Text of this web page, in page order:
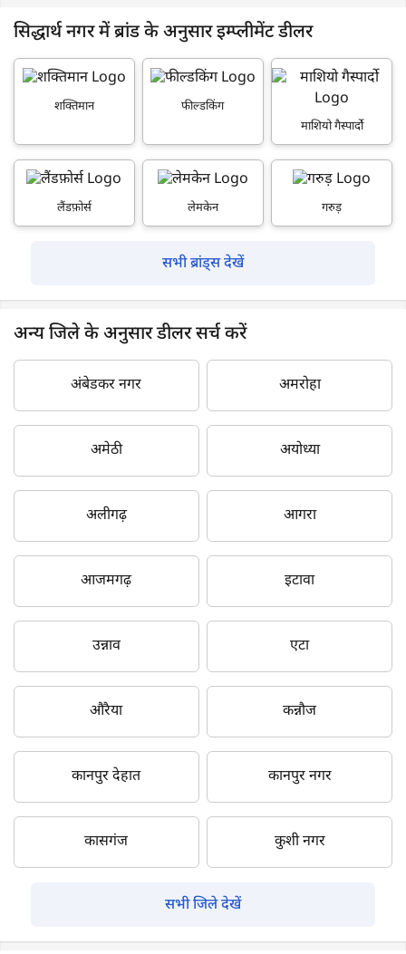
सिद्धार्थ नगर में ब्रांड के अनुसार इम्प्लीमेंट डीलर
शक्तिमान
फील्डकिंग
माशियो गैस्पार्दो
लैंडफ़ोर्स लेमकेन गरुड़
सभी ब्रांड्स देखें
अन्य जिले के अनुसार डीलर सर्च करें
अंबेडकर नगर अमरोहा
अमेठी अयोध्या
अलीगढ़ आगरा
आजमगढ़ इटावा
उन्नाव एटा
औरैया कन्नौज
कानपुर देहात कानपुर नगर
कासगंज कुशी नगर
सभी जिले देखें